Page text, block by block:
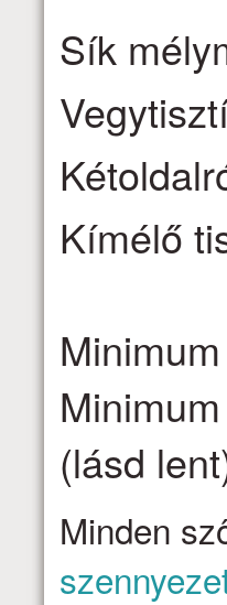
Sík
Kímélő
(lásd
Minden